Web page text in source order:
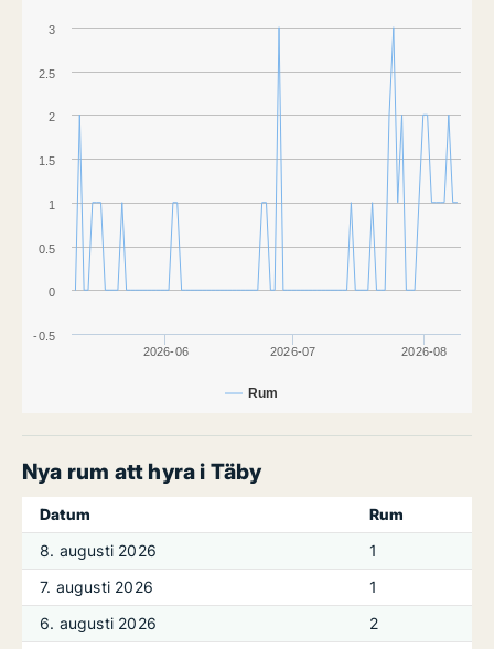
Rum
2026-06 2026-07 2026-08
-0.5
0
0.5
1
1.5
2
2.5
3
Nya rum att hyra i Täby
Datum
Rum
8. augusti 2026
1
7. augusti 2026
1
6. augusti 2026
2